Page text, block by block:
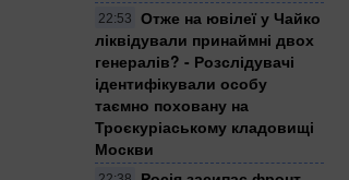
22:53
Отже на ювілеї у Чайко
ліквідували принаймні двох
генералів? - Розслідувачі
ідентифікували особу
таємно поховану на
Троєкуріаському кладовищі
Москви